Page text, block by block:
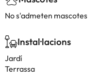
No s'admeten mascotes
Instal·lacions
Jardí
Terrassa